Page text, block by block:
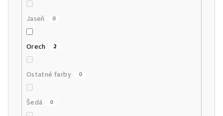
Jaseň 0
Orech 2
Ostatné farby 0
Šedá 0